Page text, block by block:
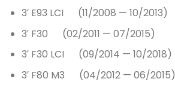
3′ E93 LCI (11/2008 — 10/2013)
3′ F30 (02/2011 — 07/2015)
3′ F30 LCI (09/2014 — 10/2018)
3′ F80 M3 (04/2012 — 06/2015)